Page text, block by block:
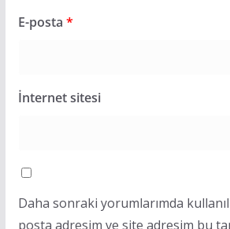
E-posta *
İnternet sitesi
Daha sonraki yorumlarımda
posta adresim ve site adresim bu